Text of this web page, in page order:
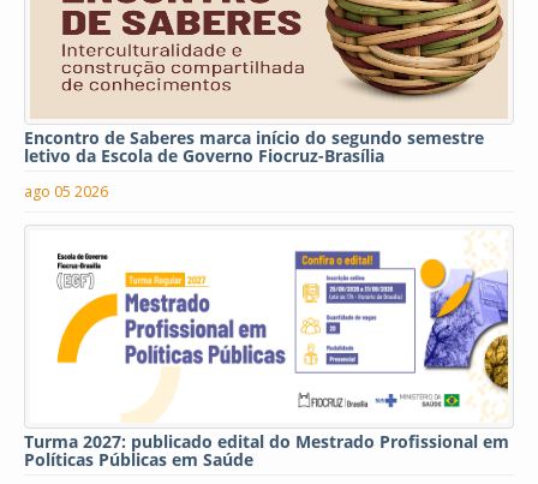
Encontro de Saberes marca início do segundo semestre
letivo da Escola de Governo Fiocruz-Brasília
ago 05 2026
Turma 2027: publicado edital do Mestrado Profissional em
Políticas Públicas em Saúde